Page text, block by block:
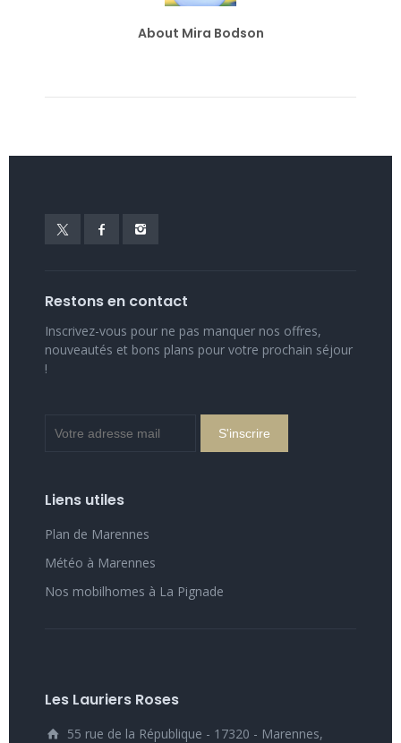
About Mira Bodson
Restons en contact
Inscrivez-vous pour ne pas manquer nos offres,
nouveautés et bons plans pour votre prochain séjour
!
Liens utiles
Plan de Marennes
Météo à Marennes
Nos mobilhomes à La Pignade
Les Lauriers Roses
55 rue de la République - 17320 - Marennes,